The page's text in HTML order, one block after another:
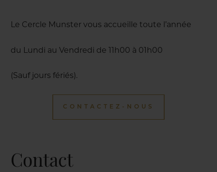
Le Cercle Munster vous accueille toute l’année
du Lundi au Vendredi de 11h00 à 01h00
(Sauf jours fériés).
CONTACTEZ-NOUS
Contact